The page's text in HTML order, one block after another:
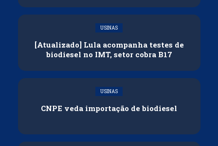
USINAS
[Atualizado] Lula acompanha testes de
biodiesel no IMT, setor cobra B17
USINAS
CNPE veda importação de biodiesel